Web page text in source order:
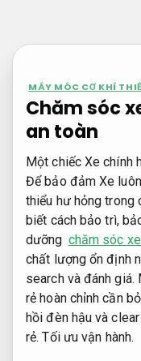
nội
MÁY MÓC CƠ KHÍ
Chăm sóc
an toàn
Một chiếc Xe chính
Để bảo đảm Xe
thiểu hư hỏng trong
biết cách bảo trì,
dưỡng chăm sóc
chất lượng ổn định
search và đánh
rẻ hoàn chỉnh cần
hồi đèn hậu và
rẻ.Tối ưu vận hành.